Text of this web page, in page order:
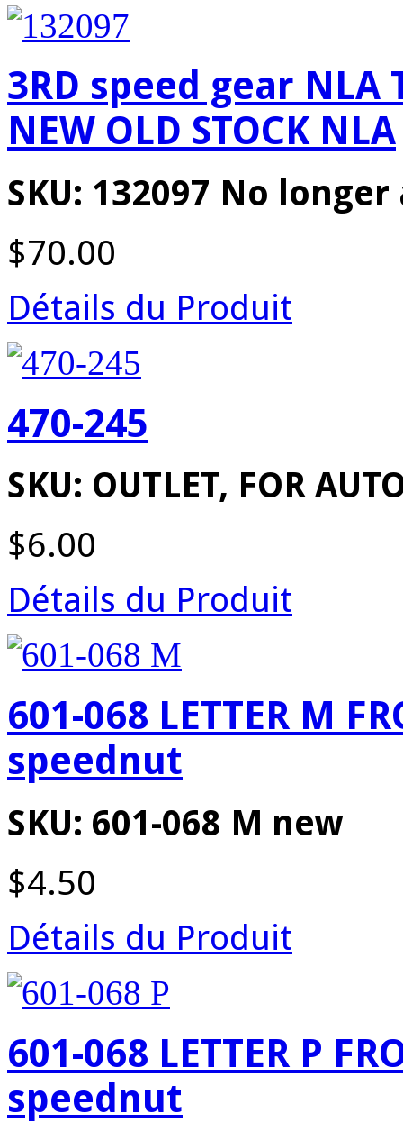
3RD speed gear NLA
NEW OLD STOCK NLA
SKU: 132097 No
$70.00
Détails du Produit
470-245
SKU: OUTLET, FOR
$6.00
Détails du Produit
601-068 LETTER M
speednut
SKU: 601-068 M new
$4.50
Détails du Produit
601-068 LETTER P
speednut